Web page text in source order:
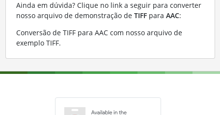
Ainda em dúvida? Clique no link a seguir para converter
nosso arquivo de demonstração de TIFFpara AAC:
Conversão de TIFF para AAC com nosso arquivo de
exemplo TIFF.